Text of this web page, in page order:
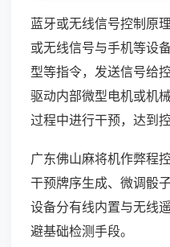
蓝牙或无线信号控制原
或无线信号与手机等设
型等指令，发送信号给
驱动内部微型电机或机
过程中进行干预，达到控
广东佛山麻将机作弊程
干预牌序生成、微调骰
设备分有线内置与无线
避基础检测手段。